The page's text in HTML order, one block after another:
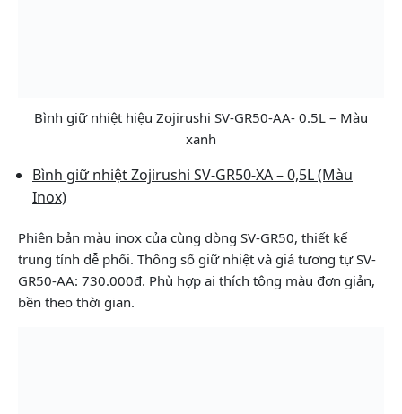
Bình giữ nhiệt hiệu Zojirushi SV-GR50-AA- 0.5L – Màu
xanh
Bình giữ nhiệt Zojirushi SV-GR50-XA – 0,5L (Màu
Inox)
Phiên bản màu inox của cùng dòng SV-GR50, thiết kế
trung tính dễ phối. Thông số giữ nhiệt và giá tương tự SV-
GR50-AA: 730.000đ. Phù hợp ai thích tông màu đơn giản,
bền theo thời gian.